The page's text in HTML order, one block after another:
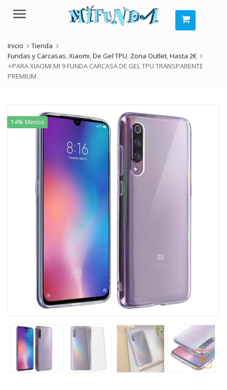
Menú
Inicio
Tienda
Fundas y Carcasas,Xiaomi,De Gel TPU, Zona Outlet,Hasta 2€
⭐PARA XIAOMI MI 9 FUNDA CARCASA DE GEL TPU TRANSPARENTE
PREMIUM
14% Menos